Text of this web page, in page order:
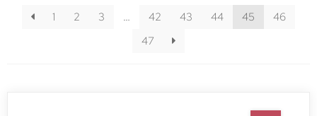
1 2 3 … 42 43 44 45
46
47